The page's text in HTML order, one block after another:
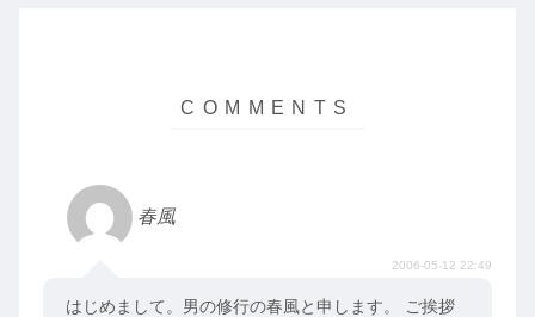
春風
2006-05-12 22:49
はじめまして。男の修行の春風と申します。 ご挨拶